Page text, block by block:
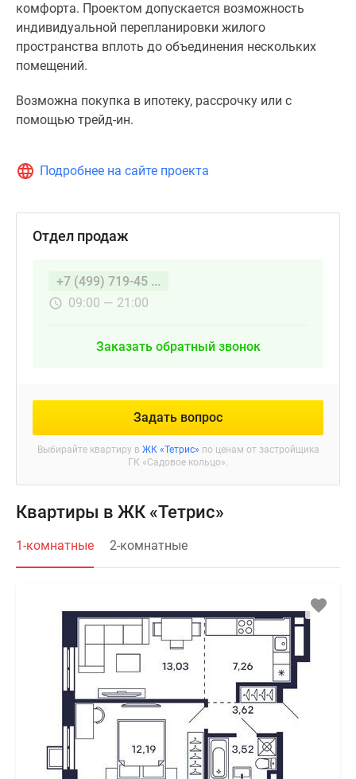
комфорта. Проектом допускается возможность
индивидуальной перепланировки жилого
пространства вплоть до объединения нескольких
помещений.
Возможна покупка в ипотеку, рассрочку или с
помощью трейд-ин.
Подробнее на сайте проекта
Отдел продаж
+7 (499) 719-45 ...
09:00 — 21:00
Заказать обратный звонок
Задать вопрос
Выбирайте квартиру в ЖК «Тетрис» по ценам от застройщика
ГК «Садовое кольцо».
Квартиры в ЖК «Тетрис»
1-комнатные 2-комнатные